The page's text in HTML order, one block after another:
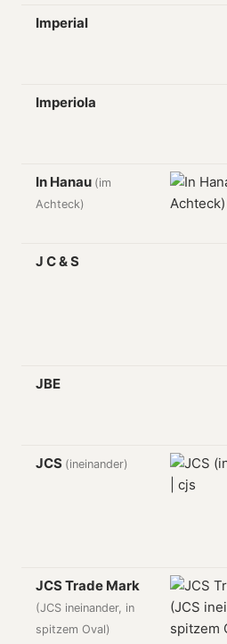
Imperial
Imperiola
In Hanau (im
Achteck)
J C & S
JBE
JCS (ineinander)
JCS Trade Mark
(JCS ineinander, in
spitzem Oval)